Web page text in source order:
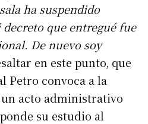
ha suspendido
que entregué fue
De nuevo soy
en este punto, que
Petro convoca a la
acto administrativo
su estudio al